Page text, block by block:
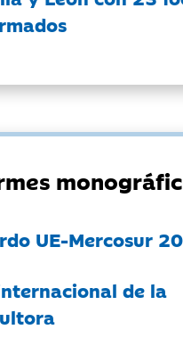
UE-Mercosur
de la